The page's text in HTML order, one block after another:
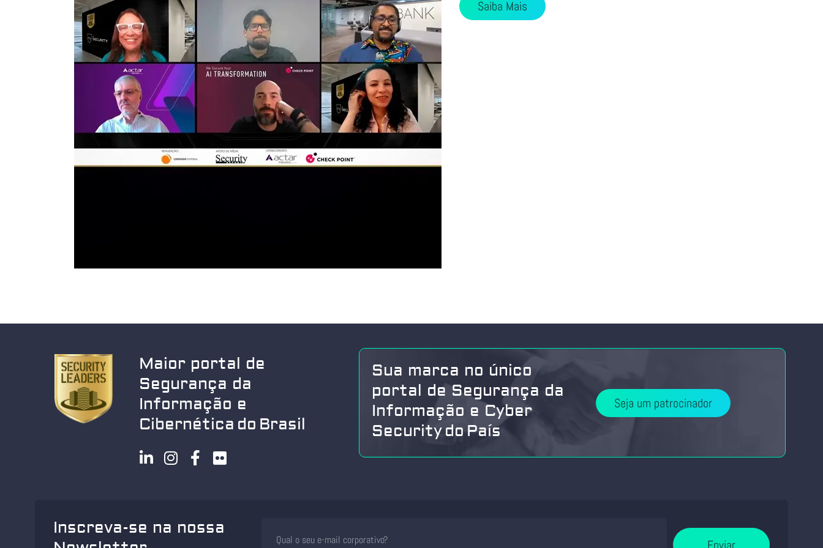
Saiba Mais
Maior portal de
Segurança da
Informação e
Cibernética do Brasil
Sua marca no único
portal de Segurança da
Informação e Cyber
Security do País
Seja um patrocinador
Inscreva-se na nossa
Enviar